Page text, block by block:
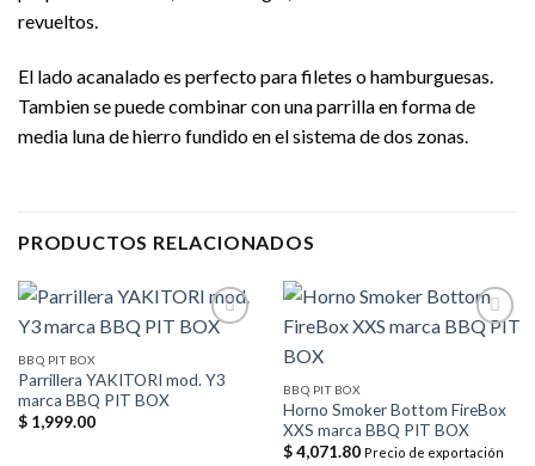
revueltos.
El lado acanalado es perfecto para filetes o hamburguesas.
Tambien se puede combinar con una parrilla en forma de
media luna de hierro fundido en el sistema de dos zonas.
PRODUCTOS RELACIONADOS
Añadir
BBQ PIT BOX
Parrillera YAKITORI mod. Y3
marca BBQ PIT BOX
$1,999.00
lista de
deseos
BBQ PIT BOX
Horno Smoker Bottom FireBox
XXS marca BBQ PIT BOX
$4,071.80 Precio de exportación